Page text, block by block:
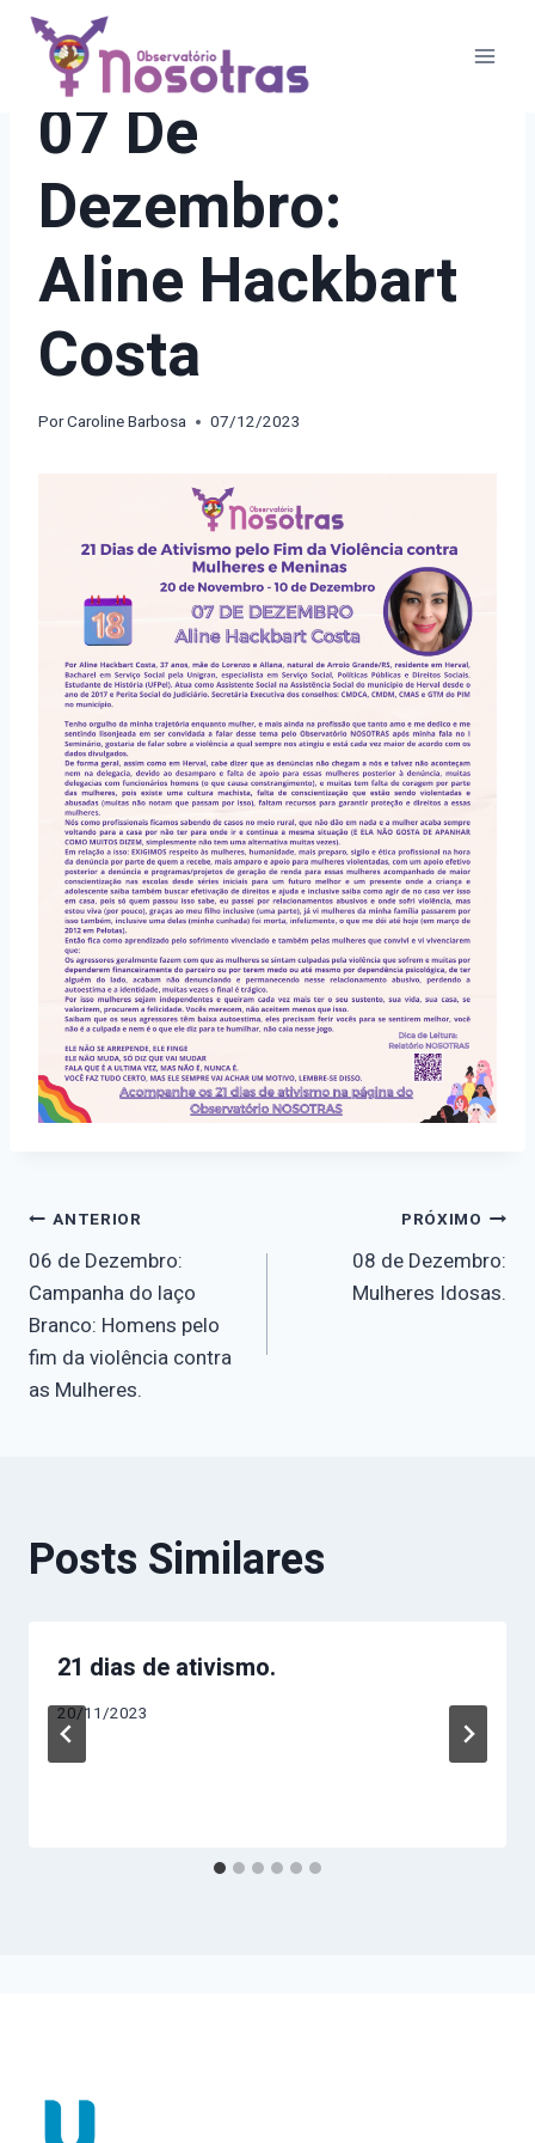
Pular
Conteúdo
21 DIAS DE ATIVISMO
07 De
Dezembro:
Aline Hackbart
Costa
PorCaroline Barbosa 07/12/2023
Navegação
de
Post
ANTERIOR
06 de Dezembro:
Campanha do laço
Branco: Homens pelo
fim da violência contra
as Mulheres.
PRÓXIMO
08 de Dezembro:
Mulheres Idosas.
Posts Similares
21 dias de ativismo.
20/11/2023